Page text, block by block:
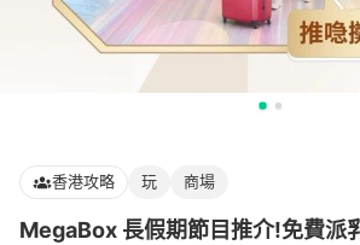
香港攻略 玩 商場
MegaBox 長假期節目推介!免費派